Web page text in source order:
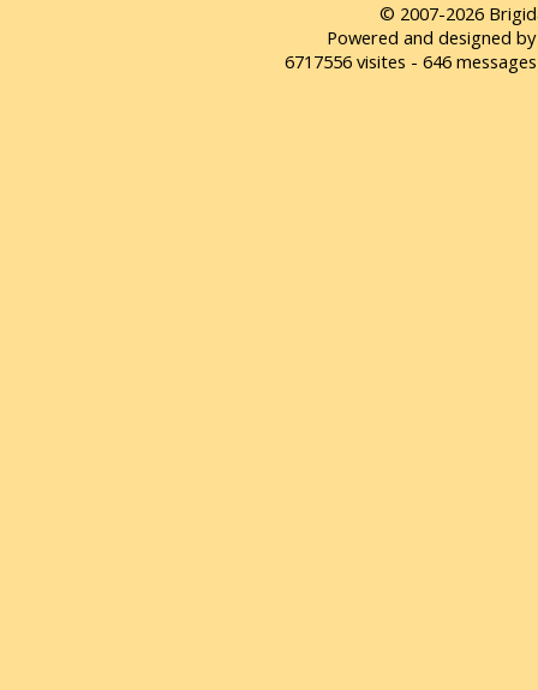
© 2007-2026
Powered and designed
6717556 visites - 646